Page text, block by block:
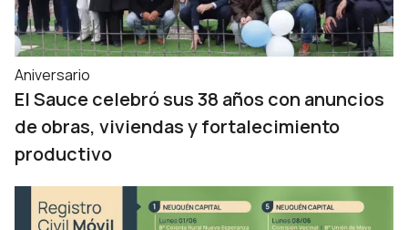
Aniversario
El Sauce celebró sus 38 años con anuncios
de obras, viviendas y fortalecimiento
productivo